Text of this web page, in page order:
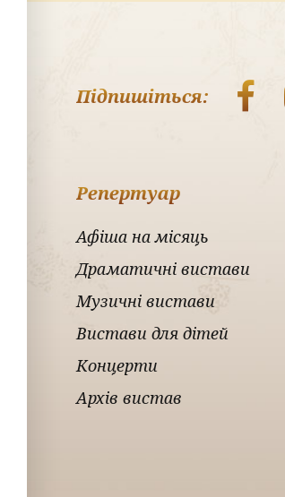
Підпишіться:
Репертуар
Афіша на місяць
Драматичні вистави
Музичні вистави
Вистави для дітей
Концерти
Архів вистав